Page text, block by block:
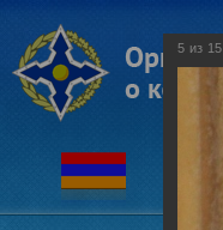
5 из 15